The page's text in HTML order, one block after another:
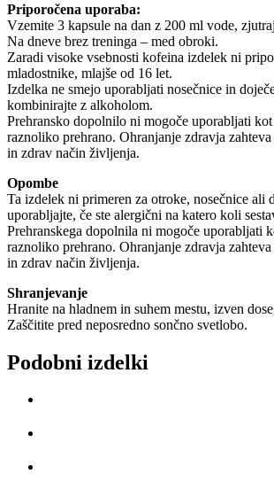
Priporočena uporaba:
Vzemite 3 kapsule na dan z 200 ml vode,
Na dneve brez treninga – med obroki.
Zaradi visoke vsebnosti kofeina izdelek ni
mladostnike, mlajše od 16 let.
Izdelka ne smejo uporabljati nosečnice in
kombinirajte z alkoholom.
Prehransko dopolnilo ni mogoče uporabljati kot
raznoliko prehrano. Ohranjanje zdravja
in zdrav način življenja.
Opombe
Ta izdelek ni primeren za otroke, nosečnice ali
uporabljajte, če ste alergični na katero koli
Prehranskega dopolnila ni mogoče uporabljati
raznoliko prehrano. Ohranjanje zdravja
in zdrav način življenja.
Shranjevanje
Hranite na hladnem in suhem mestu, izven
Zaščitite pred neposredno sončno svetlobo.
Podobni izdelki